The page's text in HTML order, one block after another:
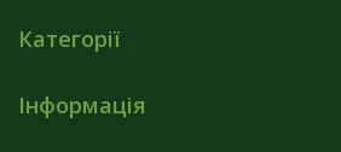
Категорії
Інформація